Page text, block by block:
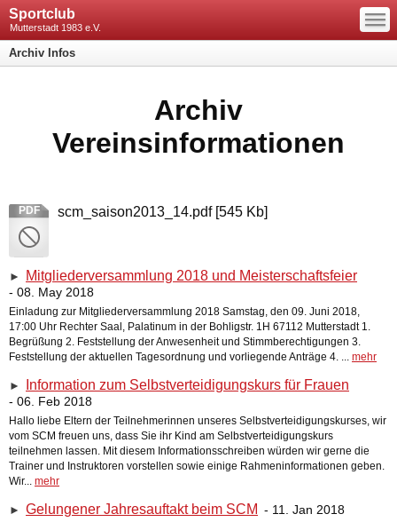
Sportclub
Mutterstadt 1983 e.V.
—
—
—
Archiv Infos
Archiv
Vereinsinformationen
PDF scm_saison2013_14.pdf [545 Kb]
► Mitgliederversammlung 2018 und Meisterschaftsfeier
- 08. May 2018
Einladung zur Mitgliederversammlung 2018 Samstag, den 09. Juni 2018,
17:00 Uhr Rechter Saal, Palatinum in der Bohligstr. 1H 67112 Mutterstadt 1.
Begrüßung 2. Feststellung der Anwesenheit und Stimmberechtigungen 3.
Feststellung der aktuellen Tagesordnung und vorliegende Anträge 4. ... mehr
► Information zum Selbstverteidigungskurs für Frauen
- 06. Feb 2018
Hallo liebe Eltern der Teilnehmerinnen unseres Selbstverteidigungskurses, wir
vom SCM freuen uns, dass Sie ihr Kind am Selbstverteidigungskurs
teilnehmen lassen. Mit diesem Informationsschreiben würden wir gerne die
Trainer und Instruktoren vorstellen sowie einige Rahmeninformationen geben.
Wir... mehr
► Gelungener Jahresauftakt beim SCM - 11. Jan 2018